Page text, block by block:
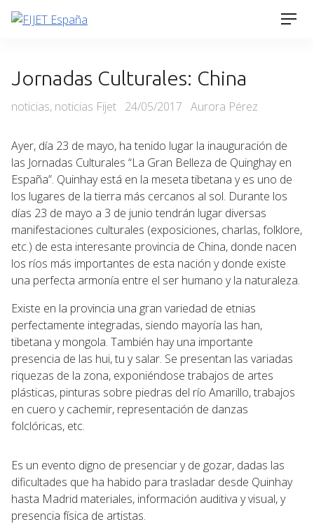
Skip
Jornadas Culturales: China
Categories
noticias, noticias Fijet Posted
24/05/2017 Aurora Pérez
Ayer, día 23 de mayo, ha tenido lugar la inauguración de
las Jornadas Culturales “La Gran Belleza de Quinghay en
España”. Quinhay está en la meseta tibetana y es uno de
los lugares de la tierra más cercanos al sol. Durante los
días 23 de mayo a 3 de junio tendrán lugar diversas
manifestaciones culturales (exposiciones, charlas, folklore,
etc.) de esta interesante provincia de China, donde nacen
los ríos más importantes de esta nación y donde existe
una perfecta armonía entre el ser humano y la naturaleza.
Existe en la provincia una gran variedad de etnias
perfectamente integradas, siendo mayoría las han,
tibetana y mongola. También hay una importante
presencia de las hui, tu y salar. Se presentan las variadas
riquezas de la zona, exponiéndose trabajos de artes
plásticas, pinturas sobre piedras del río Amarillo, trabajos
en cuero y cachemir, representación de danzas
folclóricas, etc.
Es un evento digno de presenciar y de gozar, dadas las
dificultades que ha habido para trasladar desde Quinhay
hasta Madrid materiales, información auditiva y visual, y
presencia física de artistas.